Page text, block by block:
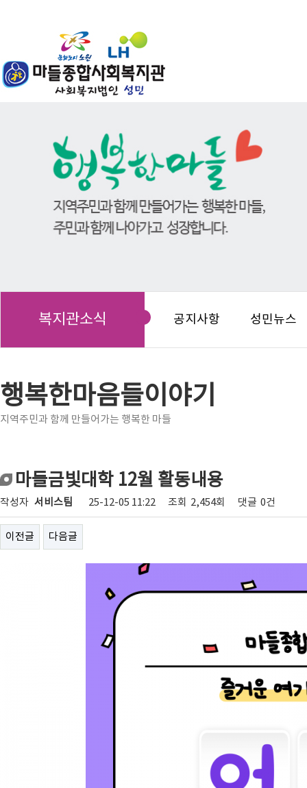
복지관소식 공지사항 성민뉴스
행복한마음들이야기
지역주민과 함께 만들어가는 행복한 마들
마들금빛대학 12월 활동내용
작성자 서비스팀 25-12-05 11:22 조회 2,454회 댓글 0건
이전글 다음글